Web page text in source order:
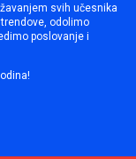
svih učesnika
odolimo
poslovanje i